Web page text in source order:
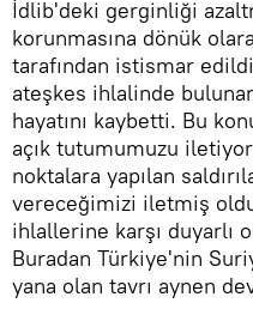
İdlib'deki gerginliği
korunmasına dönük
tarafından istismar
ateşkes ihlalinde
hayatını kaybetti. Bu
açık tutumumuzu
noktalara yapılan
vereceğimizi iletmiş
ihlallerine karşı duyarlı
Buradan Türkiye'nin
yana olan tavrı aynen